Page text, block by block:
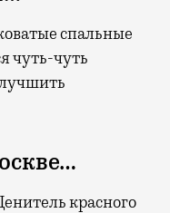
спальные
чуть-чуть
красного